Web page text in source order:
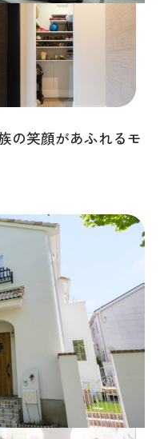
の笑顔があふれるモ
犬と暮らす家
茨城県
宅 その他
4LDK 5LDK